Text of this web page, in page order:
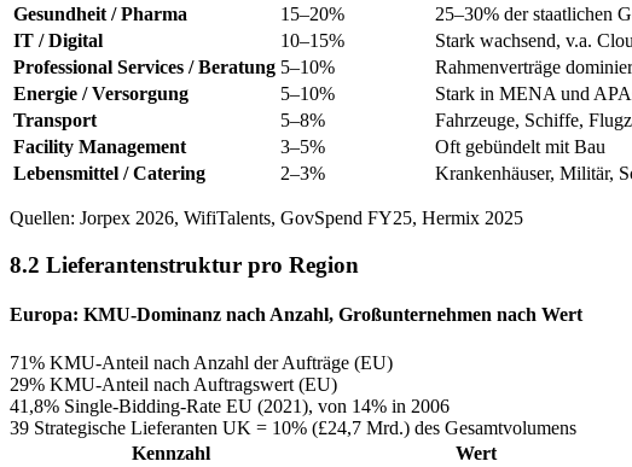
Gesundheit / Pharma
15–20%
25–30% der staatlichen
IT / Digital
10–15%
Stark wachsend, v.a.
Professional Services / Beratung 5–10%
Rahmenverträge
Energie / Versorgung
5–10%
Stark in MENA und
Transport
5–8%
Fahrzeuge, Schiffe,
Facility Management
3–5%
Oft gebündelt mit Bau
Lebensmittel / Catering
2–3% Krankenhäuser, Militär,
Quellen: Jorpex 2026, WifiTalents, GovSpend FY25, Hermix 2025
8.2 Lieferantenstruktur pro Region
Europa: KMU-Dominanz nach Anzahl, Großunternehmen nach Wert
71% KMU-Anteil nach Anzahl der Aufträge (EU)
29% KMU-Anteil nach Auftragswert (EU)
41,8% Single-Bidding-Rate EU (2021), von 14% in 2006
39 Strategische Lieferanten UK = 10% (£24,7 Mrd.) des Gesamtvolumens
Kennzahl
Wert